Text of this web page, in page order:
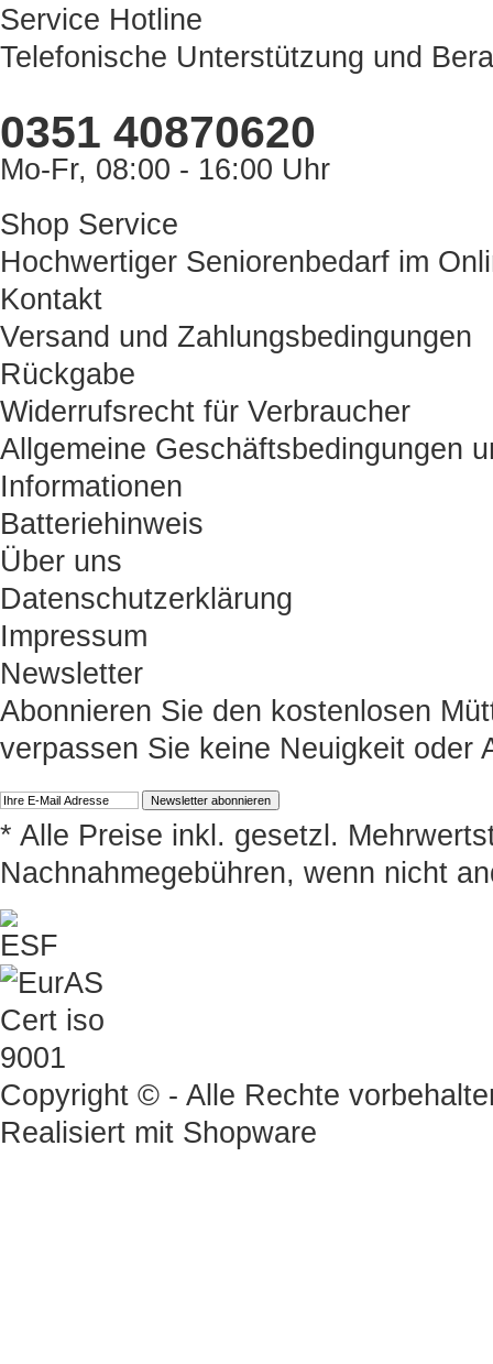
Service Hotline
Telefonische Unterstützung und
0351 40870620
Mo-Fr, 08:00 - 16:00 Uhr
Shop Service
Hochwertiger Seniorenbedarf im
Kontakt
Versand und Zahlungsbedingungen
Rückgabe
Widerrufsrecht für Verbraucher
Allgemeine Geschäftsbedingungen
Informationen
Batteriehinweis
Über uns
Datenschutzerklärung
Impressum
Newsletter
Abonnieren Sie den kostenlosen
verpassen Sie keine Neuigkeit oder
* Alle Preise inkl. gesetzl.
Nachnahmegebühren, wenn nicht
Copyright © - Alle Rechte
Realisiert mit Shopware